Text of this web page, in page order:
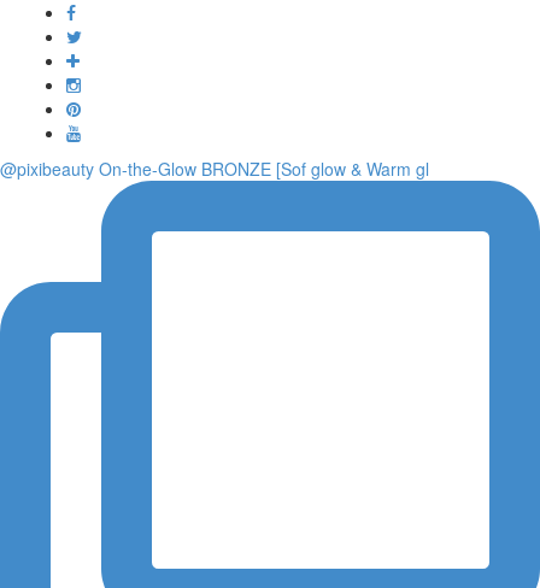
@pixibeauty On-the-Glow BRONZE [Sof glow & Warm gl